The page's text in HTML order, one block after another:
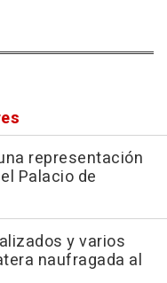
representación
Palacio de
y varios
naufragada al